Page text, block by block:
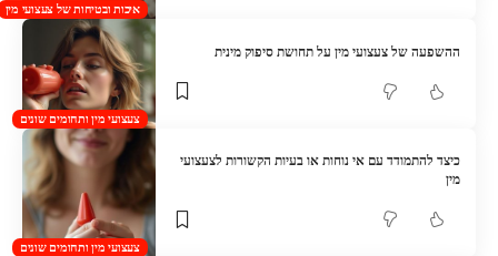
איכות ובטיחות של צעצועי מין
צעצועי מין ותחומים שונים
ההשפעה של צעצועי מין על תחושת סיפוק מינית
צעצועי מין ותחומים שונים
כיצד להתמודד עם אי נוחות או בעיות הקשורות לצעצועי
מין